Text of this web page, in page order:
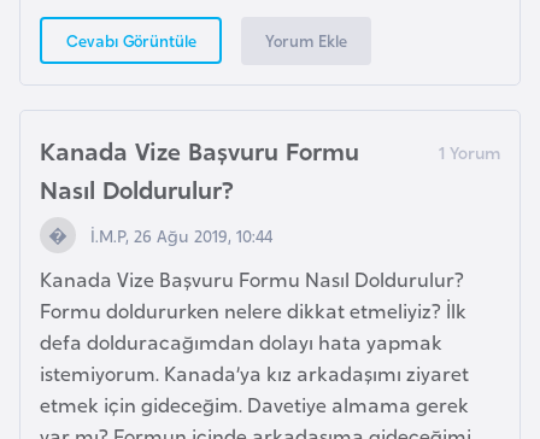
Cevabı Görüntüle Yorum Ekle
Kanada Vize Başvuru Formu
Nasıl Doldurulur?
İ.M.P, 26 Ağu 2019, 10:44
Kanada Vize Başvuru Formu Nasıl Doldurulur?
Formu doldururken nelere dikkat etmeliyiz? İlk
defa dolduracağımdan dolayı hata yapmak
istemiyorum. Kanada’ya kız arkadaşımı ziyaret
etmek için gideceğim. Davetiye almama gerek
a
a
s
o
Ç
a
d
Ç
e
k